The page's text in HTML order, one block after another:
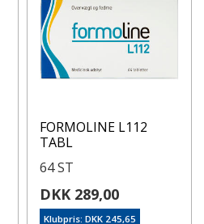
FORMOLINE L112
TABL
64 ST
DKK 289,00
Klubpris: DKK 245,65